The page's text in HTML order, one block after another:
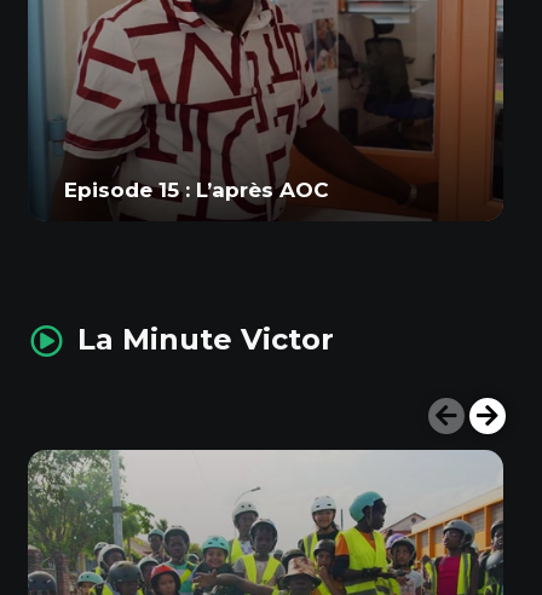
Episode 15 : L’après AOC
La Minute Victor